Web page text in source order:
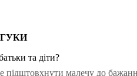
та діти?
малечу до